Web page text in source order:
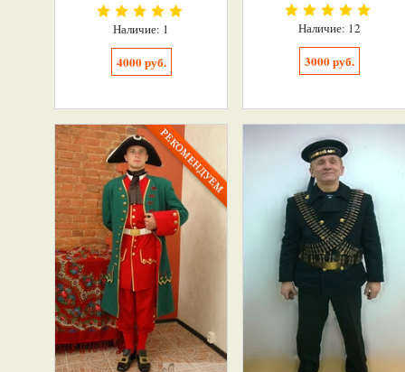
Наличие: 1
4000 руб.
Наличие: 12
3000 руб.